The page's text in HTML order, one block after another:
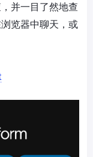
并一目了然地查
览器中聊天，或